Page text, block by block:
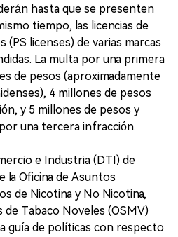
hasta que se presenten
tiempo, las licencias de
licenses) de varias marcas
La multa por una primera
de pesos (aproximadamente
4 millones de pesos
y 5 millones de pesos y
una tercera infracción.
e Industria (DTI) de
la Oficina de Asuntos
de Nicotina y No Nicotina,
Tabaco Noveles (OSMV)
guía de políticas con respecto